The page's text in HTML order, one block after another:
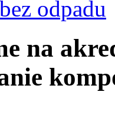
odpadu
na